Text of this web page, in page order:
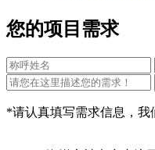
您的项目需求
*请认真填写需求信息，我